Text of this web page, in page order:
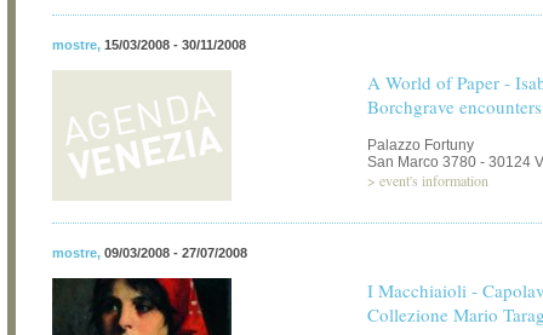
mostre, 15/03/2008 - 30/11/2008
A World of Paper -
Borchgrave
Palazzo Fortuny
San Marco 3780 - 30124
> event's information
mostre, 09/03/2008 - 27/07/2008
I Macchiaioli -
Collezione Mario